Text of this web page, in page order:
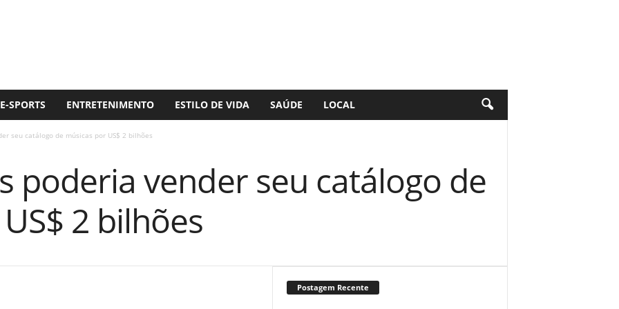
E-SPORTS ENTRETENIMENTO ESTILO DE VIDA SAÚDE LOCAL
seu catálogo de músicas por US$ 2 bilhões
poderia vender seu catálogo de
2 bilhões
Postagem Recente